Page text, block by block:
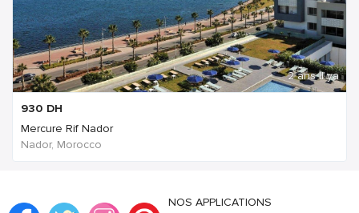
2 ans Il ya
930 DH
Mercure Rif Nador
Nador, Morocco
NOS APPLICATIONS